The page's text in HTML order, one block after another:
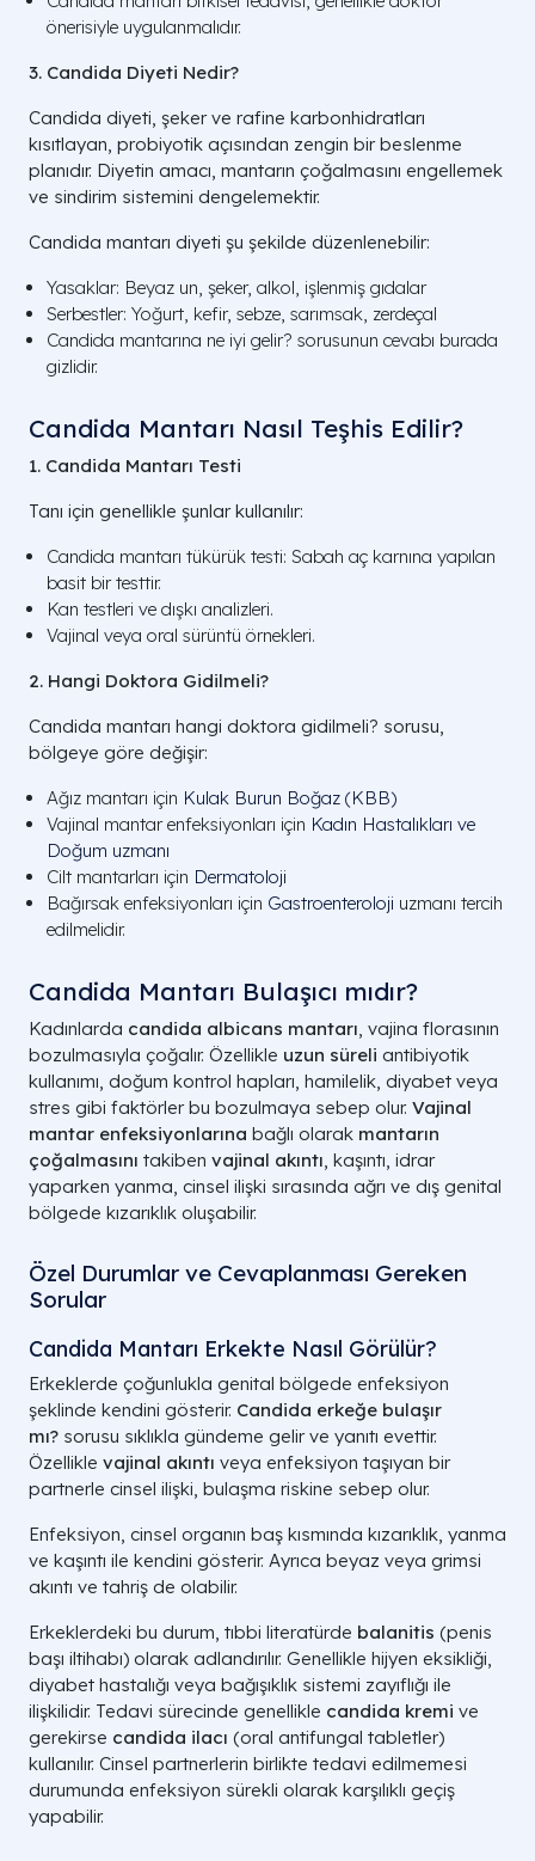
önerisiyle uygulanmalıdır.
3. Candida Diyeti Nedir?
Candida diyeti, şeker ve rafine karbonhidratları
kısıtlayan, probiyotik açısından zengin bir beslenme
planıdır. Diyetin amacı, mantarın çoğalmasını engellemek
ve sindirim sistemini dengelemektir.
Candida mantarı diyeti şu şekilde düzenlenebilir:
Yasaklar: Beyaz un, şeker, alkol, işlenmiş gıdalar
Serbestler: Yoğurt, kefir, sebze, sarımsak, zerdeçal
Candida mantarına ne iyi gelir? sorusunun cevabı burada
gizlidir.
Candida Mantarı Nasıl Teşhis Edilir?
1. Candida Mantarı Testi
Tanı için genellikle şunlar kullanılır:
Candida mantarı tükürük testi: Sabah aç karnına yapılan
basit bir testtir.
Kan testleri ve dışkı analizleri.
Vajinal veya oral sürüntü örnekleri.
2. Hangi Doktora Gidilmeli?
Candida mantarı hangi doktora gidilmeli? sorusu,
bölgeye göre değişir:
Ağız mantarı için Kulak Burun Boğaz (KBB)
Vajinal mantar enfeksiyonları için Kadın Hastalıkları ve
Doğum uzmanı
Cilt mantarları için Dermatoloji
Bağırsak enfeksiyonları için Gastroenteroloji uzmanı tercih
edilmelidir.
Candida Mantarı Bulaşıcı mıdır?
Kadınlarda candida albicans mantarı, vajina florasının
bozulmasıyla çoğalır. Özellikle uzun süreli antibiyotik
kullanımı, doğum kontrol hapları, hamilelik, diyabet veya
stres gibi faktörler bu bozulmaya sebep olur. Vajinal
mantar enfeksiyonlarına bağlı olarak mantarın
çoğalmasını takiben vajinal akıntı, kaşıntı, idrar
yaparken yanma, cinsel ilişki sırasında ağrı ve dış genital
bölgede kızarıklık oluşabilir.
Özel Durumlar ve Cevaplanması Gereken
Sorular
Candida Mantarı Erkekte Nasıl Görülür?
Erkeklerde çoğunlukla genital bölgede enfeksiyon
şeklinde kendini gösterir. Candida erkeğe bulaşır
mı? sorusu sıklıkla gündeme gelir ve yanıtı evettir.
Özellikle vajinal akıntı veya enfeksiyon taşıyan bir
partnerle cinsel ilişki, bulaşma riskine sebep olur.
Enfeksiyon, cinsel organın baş kısmında kızarıklık, yanma
ve kaşıntı ile kendini gösterir. Ayrıca beyaz veya grimsi
akıntı ve tahriş de olabilir.
Erkeklerdeki bu durum, tıbbi literatürde balanitis (penis
başı iltihabı) olarak adlandırılır. Genellikle hijyen eksikliği,
diyabet hastalığı veya bağışıklık sistemi zayıflığı ile
ilişkilidir. Tedavi sürecinde genellikle candida kremi ve
gerekirse candida ilacı (oral antifungal tabletler)
kullanılır. Cinsel partnerlerin birlikte tedavi edilmemesi
durumunda enfeksiyon sürekli olarak karşılıklı geçiş
yapabilir.